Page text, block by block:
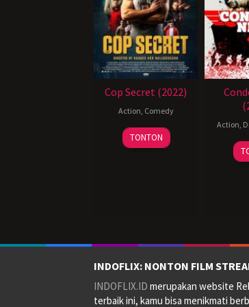
Cop Secret (2022)
Action Comedy
20
October
TONTON
Action
INDOFLIX: NONTON FILM
INDOFLIX.ID merupakan website
terbaik ini, kamu bisa menikmati